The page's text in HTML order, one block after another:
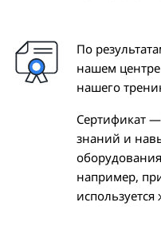
По
нашем
нашего
Сертификат
знаний и
например,